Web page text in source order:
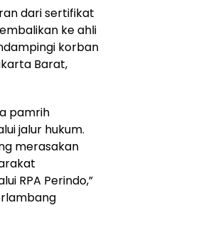
dari sertifikat
ke ahli
korban
Barat,
pamrih
jalur hukum.
merasakan
RPA Perindo,”